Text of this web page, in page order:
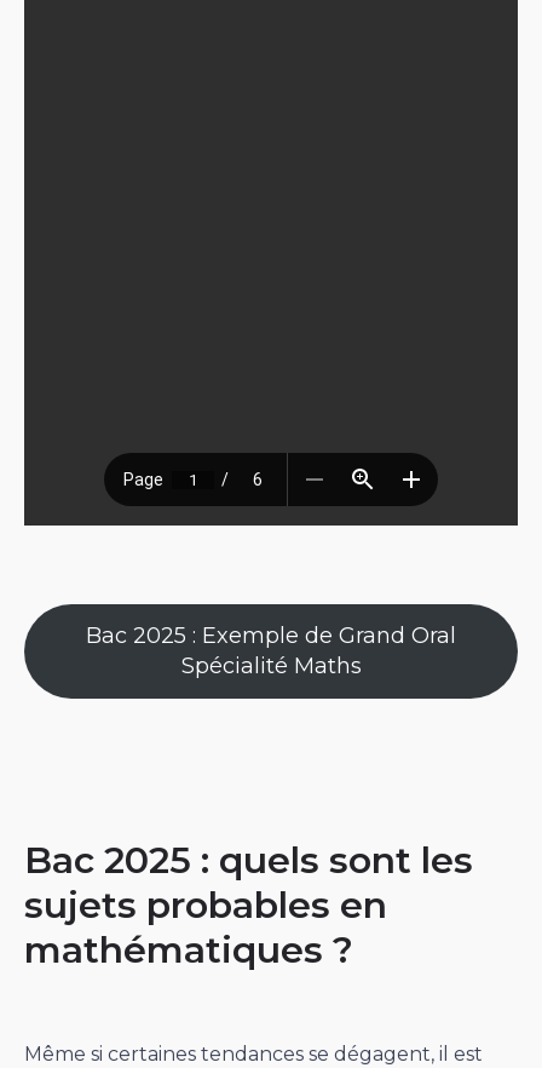
Bac 2025 : Exemple de Grand Oral
Spécialité Maths
Bac 2025 : quels sont les
sujets probables en
mathématiques ?
Même si certaines tendances se dégagent, il est